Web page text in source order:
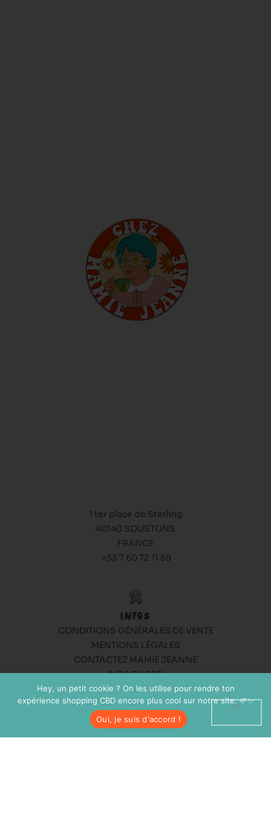
1 ter place de Sterling
40140 SOUSTONS
FRANCE
+33 7 60 72 11 59
INFOS
CONDITIONS GÉNÉRALES DE VENTE
MENTIONS LÉGALES
CONTACTEZ MAMIE JEANNE
NOS SHOPS
BLOG MAMIE JEANNE
Hey, un petit cookie ? On les utilise pour rendre ton
expérience shopping CBD encore plus cool sur notre site. 🌱✨
Oui, je suis d'accord !